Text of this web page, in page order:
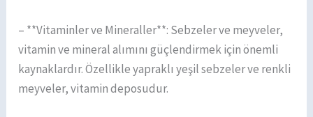
– **Vitaminler ve Mineraller**: Sebzeler ve meyveler,
vitamin ve mineral alımını güçlendirmek için önemli
kaynaklardır. Özellikle yapraklı yeşil sebzeler ve renkli
meyveler, vitamin deposudur.